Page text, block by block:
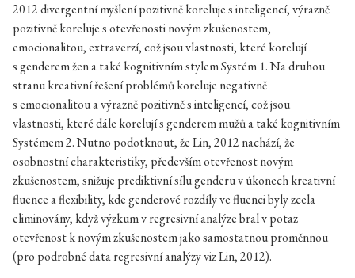
2012 divergentní myšlení pozitivně koreluje s inteligencí, výrazně
pozitivně koreluje s otevřenosti novým zkušenostem,
emocionalitou, extraverzí, což jsou vlastnosti, které korelují
s genderem žen a také kognitivním stylem Systém 1. Na druhou
stranu kreativní řešení problémů koreluje negativně
s emocionalitou a výrazně pozitivně s inteligencí, což jsou
vlastnosti, které dále korelují s genderem mužů a také kognitivním
Systémem 2. Nutno podotknout, že Lin, 2012 nachází, že
osobnostní charakteristiky, především otevřenost novým
zkušenostem, snižuje prediktivní sílu genderu v úkonech kreativní
fluence a flexibility, kde genderové rozdíly ve fluenci byly zcela
eliminovány, když výzkum v regresivní analýze bral v potaz
otevřenost k novým zkušenostem jako samostatnou proměnnou
(pro podrobné data regresivní analýzy viz Lin, 2012).